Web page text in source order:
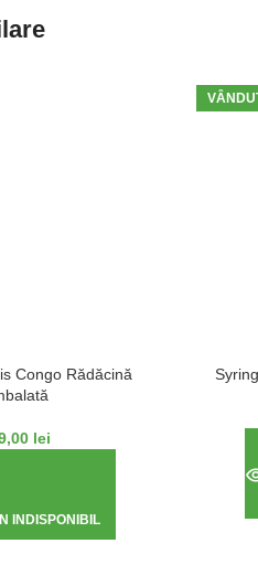
Congo Rădăcină
lei
INDISPONIBIL